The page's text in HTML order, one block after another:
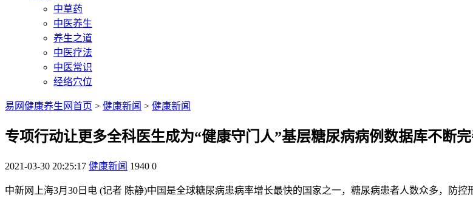
中草药
中医养生
养生之道
中医疗法
中医常识
经络穴位
易网健康养生网首页 > 健康新闻 > 健康新闻
专项行动让更多全科医生成为“健康守门人”基层糖尿病病例数据库不断
2021-03-30 20:25:17 健康新闻 1940 0
中新网上海3月30日电 (记者 陈静)中国是全球糖尿病患病率增长最快的国家之一，糖尿病患者人数众多，防控